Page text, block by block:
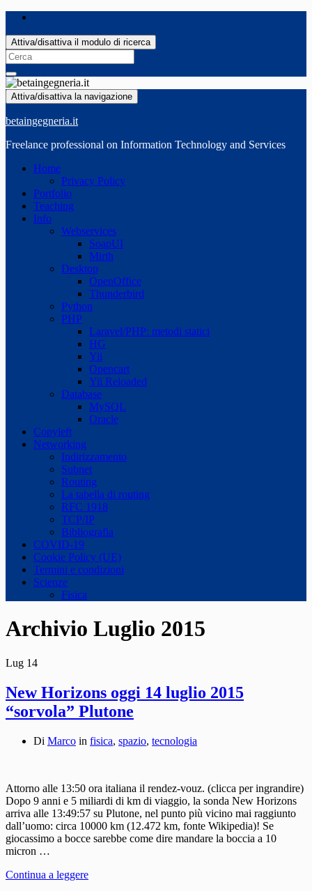
Attiva/disattiva il modulo di ricerca
Search
for:
Attiva/disattiva la navigazione
betaingegneria.it
Freelance professional on Information Technology and Services
Home
Privacy Policy
Portfolio
Teaching
Info
Webservices
SoapUI
Mirth
Desktop
OpenOffice
Thunderbird
Python
PHP
Laravel/PHP: metodi statici
HG
Yii
Opencart
Yii Reloaded
Database
MySQL
Oracle
Copyleft
Networking
Indirizzamento
Subnet
Routing
La tabella di routing
RFC 1918
TCP/IP
Bibliografia
COVID-19
Cookie Policy (UE)
Termini e condizioni
Scienze
Fisica
Archivio Luglio 2015
Lug 14
New Horizons oggi 14 luglio 2015
“sorvola” Plutone
Di Marco in fisica, spazio, tecnologia
Attorno alle 13:50 ora italiana il rendez-vouz. (clicca per ingrandire)
Dopo 9 anni e 5 miliardi di km di viaggio, la sonda New Horizons
arriva alle 13:49:57 su Plutone, nel punto più vicino mai raggiunto
dall’uomo: circa 10000 km (12.472 km, fonte Wikipedia)! Se
giocassimo a bocce sarebbe come dire mandare la boccia a 10
micron …
Continua a leggere